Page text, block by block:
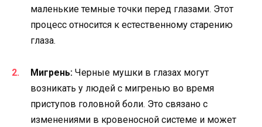
маленькие темные точки перед глазами. Этот
процесс относится к естественному старению
глаза.
Мигрень: Черные мушки в глазах могут
возникать у людей с мигренью во время
приступов головной боли. Это связано с
изменениями в кровеносной системе и может